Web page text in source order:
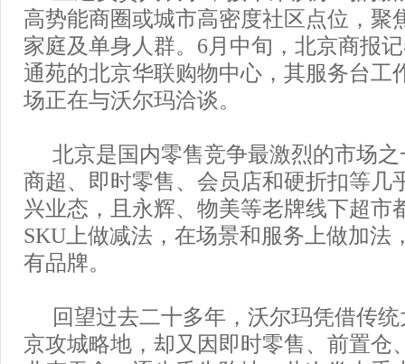
高势能商圈或城市高密度社区点位，聚
家庭及单身人群。6月中旬，北京商报
通苑的北京华联购物中心，其服务台工
场正在与沃尔玛洽谈。
北京是国内零售竞争最激烈的市场
商超、即时零售、会员店和硬折扣等几
兴业态，且永辉、物美等老牌线下超市
SKU上做减法，在场景和服务上做加法
有品牌。
回望过去二十多年，沃尔玛凭借传
京攻城略地，却又因即时零售、前置仓